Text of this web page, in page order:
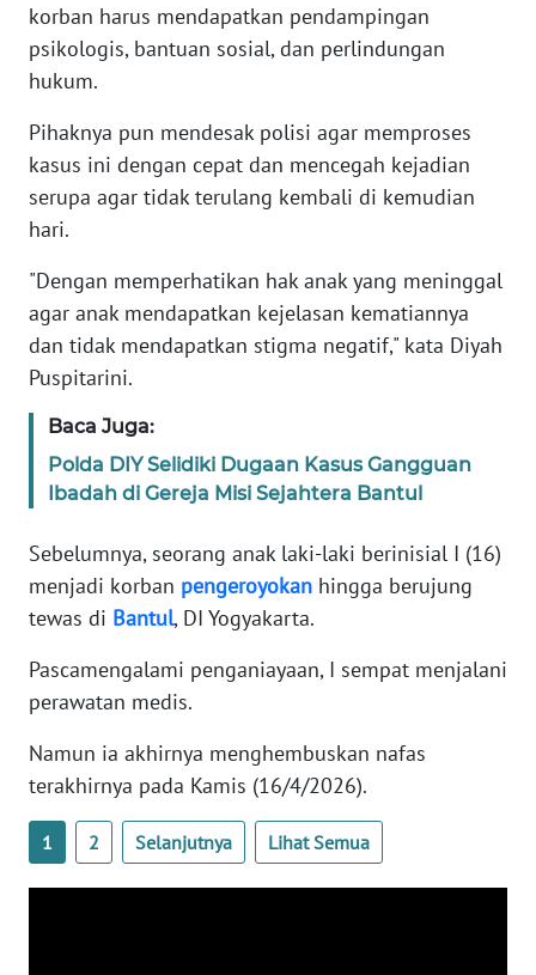
korban harus mendapatkan pendampingan
psikologis, bantuan sosial, dan perlindungan
hukum.
Pihaknya pun mendesak polisi agar memproses
kasus ini dengan cepat dan mencegah kejadian
serupa agar tidak terulang kembali di kemudian
hari.
"Dengan memperhatikan hak anak yang meninggal
agar anak mendapatkan kejelasan kematiannya
dan tidak mendapatkan stigma negatif," kata Diyah
Puspitarini.
Baca Juga:
Polda DIY Selidiki Dugaan Kasus Gangguan
Ibadah di Gereja Misi Sejahtera Bantul
Sebelumnya, seorang anak laki-laki berinisial I (16)
menjadi korban pengeroyokan hingga berujung
tewas di Bantul, DI Yogyakarta.
Pascamengalami penganiayaan, I sempat menjalani
perawatan medis.
Namun ia akhirnya menghembuskan nafas
terakhirnya pada Kamis (16/4/2026).
1 2 Selanjutnya Lihat Semua
WN
NTT
WN
KEPRI
WN
WN
PAPUA
BARAT
WN
WN
JAMBI
SULTRA
WN
WN
SULTENG